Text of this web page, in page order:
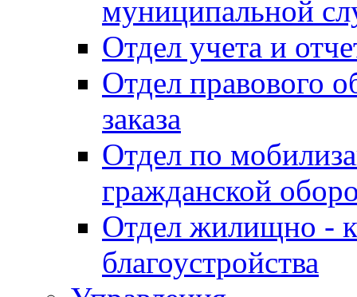
муниципальной
Отдел учета и
Отдел правового
заказа
Отдел по
гражданской
Отдел жилищно -
благоустройства